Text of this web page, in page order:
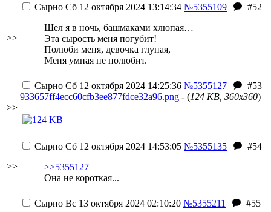
>>
Сырно Сб 12 октября 2024 13:14:34 №5355109
#52
Шел я в ночь, башмаками хлюпая…
Эта сырость меня погубит!
Полюби меня, девочка глупая,
Меня умная не полюбит.
>>
Сырно Сб 12 октября 2024 14:25:36 №5355127
#53
933657ff4ecc60cfb3ee877fdce32a96.png - (124 KB, 360x360)
>>
Сырно Сб 12 октября 2024 14:53:05 №5355135
#54
>>5355127
Она не короткая...
Сырно Вс 13 октября 2024 02:10:20 №5355211
#55